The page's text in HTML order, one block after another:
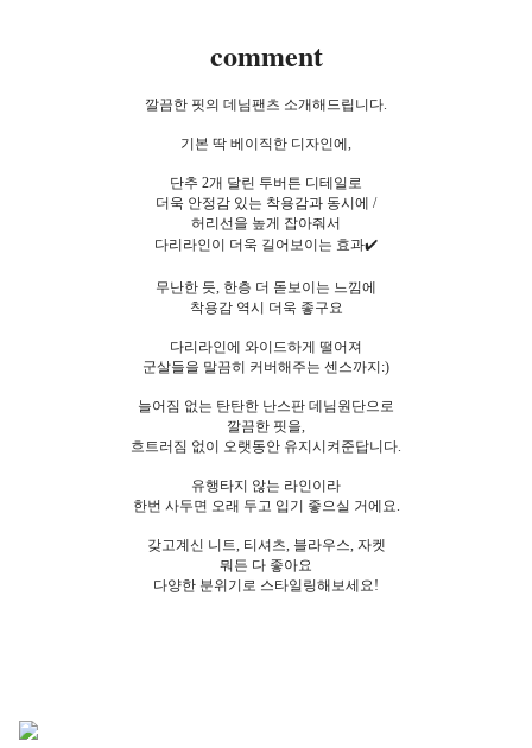
comment
깔끔한 핏의 데님팬츠 소개해드립니다.
기본 딱 베이직한 디자인에,
단추 2개 달린 투버튼 디테일로
더욱 안정감 있는 착용감과 동시에 /
허리선을 높게 잡아줘서
다리라인이 더욱 길어보이는 효과✔️
무난한 듯, 한층 더 돋보이는 느낌에
착용감 역시 더욱 좋구요
다리라인에 와이드하게 떨어져
군살들을 말끔히 커버해주는 센스까지:)
늘어짐 없는 탄탄한 난스판 데님원단으로
깔끔한 핏을,
흐트러짐 없이 오랫동안 유지시켜준답니다.
유행타지 않는 라인이라
한번 사두면 오래 두고 입기 좋으실 거에요.
갖고계신 니트, 티셔츠, 블라우스, 자켓
뭐든 다 좋아요
다양한 분위기로 스타일링해보세요!